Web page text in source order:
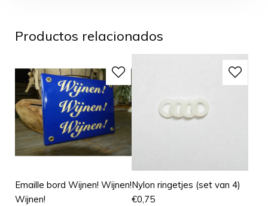
Productos relacionados
Emaille bord Wijnen! Wijnen!
Wijnen!
Nylon ringetjes (set van 4)
€0,75